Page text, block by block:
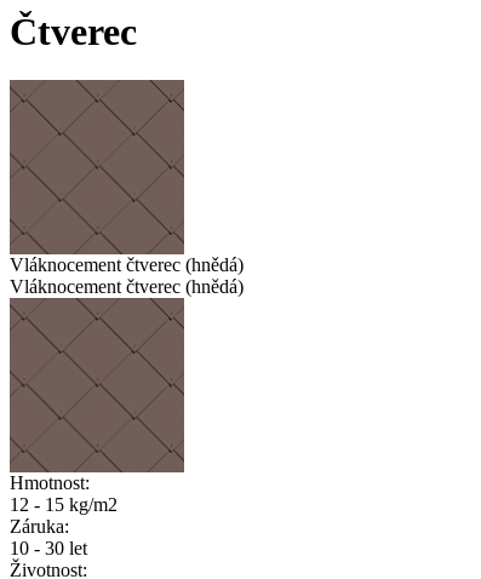
Čtverec
Vláknocement čtverec (hnědá)
Vláknocement čtverec (hnědá)
Hmotnost:
12 - 15 kg/m2
Záruka:
10 - 30 let
Životnost: